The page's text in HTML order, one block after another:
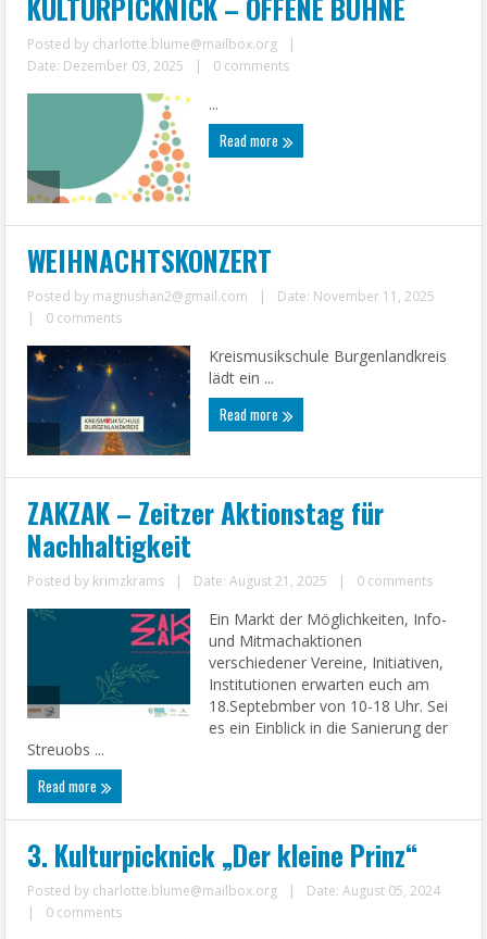
KULTURPICKNICK – OFFENE BÜHNE
Posted by charlotte.blume@mailbox.org
|
Date: Dezember 03, 2025
| 0 comments
...
Read more
WEIHNACHTSKONZERT
Posted by magnushan2@gmail.com |
Date: November 11, 2025
|
0 comments
Kreismusikschule Burgenlandkreis
lädt ein ...
Read more
ZAKZAK – Zeitzer Aktionstag für
Nachhaltigkeit
Posted by krimzkrams | Date: August 21, 2025 | 0 comments
Ein Markt der Möglichkeiten, Info-
und Mitmachaktionen
verschiedener Vereine, Initiativen,
Institutionen erwarten euch am
18.Septebmber von 10-18 Uhr. Sei
es ein Einblick in die Sanierung der
Streuobs ...
Read more
3. Kulturpicknick „Der kleine Prinz“
Posted by charlotte.blume@mailbox.org |
Date: August 05, 2024
|
0 comments